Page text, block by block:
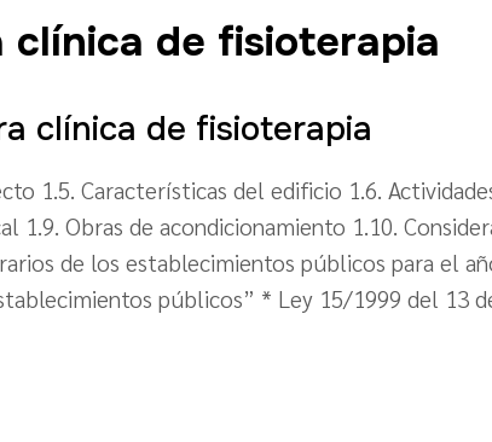
de fisioterapia
clínica de fisioterapia
1.5. Características del edificio 1.6.
Obras de acondicionamiento 1.10.
de los establecimientos públicos para el
públicos” * Ley 15/1999 del 13